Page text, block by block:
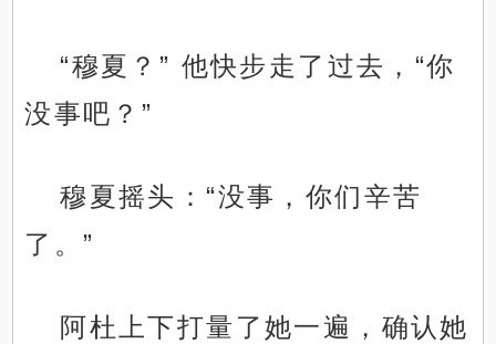
“穆夏？” 他快步走了过去，“你
没事吧？”
穆夏摇头：“没事，你们辛苦
了。”
阿杜上下打量了她一遍，确认她